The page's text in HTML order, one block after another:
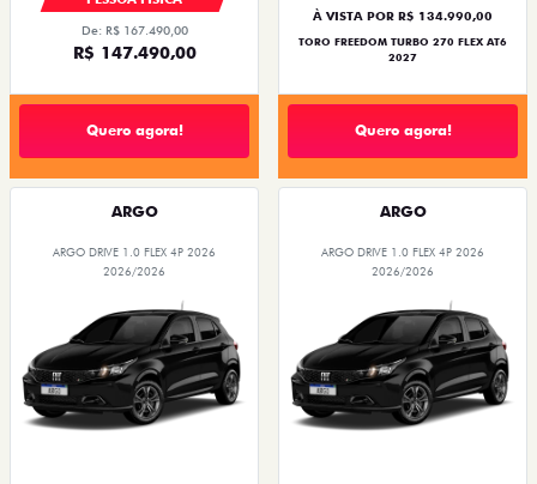
De: R$ 167.490,00
R$ 147.490,00
Quero agora!
À VISTA POR R$ 134.990,00
TORO FREEDOM TURBO 270 FLEX AT6
2027
Quero agora!
ARGO
ARGO DRIVE 1.0 FLEX 4P 2026
2026/2026
ARGO
ARGO DRIVE 1.0 FLEX 4P 2026
2026/2026